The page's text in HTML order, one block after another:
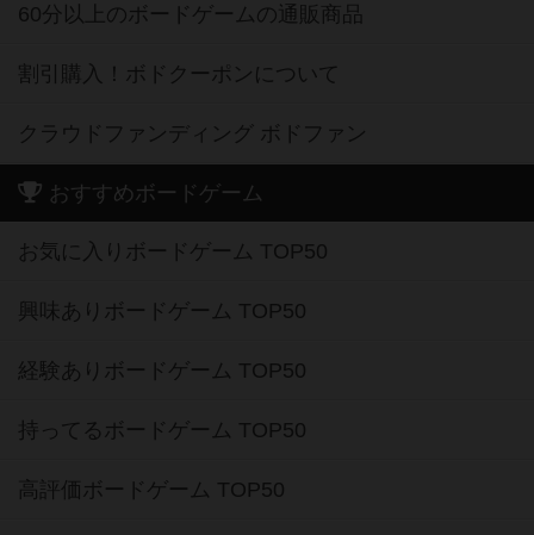
60分以上のボードゲームの通販商品
割引購入！ボドクーポンについて
クラウドファンディング ボドファン
おすすめボードゲーム
お気に入りボードゲーム TOP50
興味ありボードゲーム TOP50
経験ありボードゲーム TOP50
持ってるボードゲーム TOP50
高評価ボードゲーム TOP50